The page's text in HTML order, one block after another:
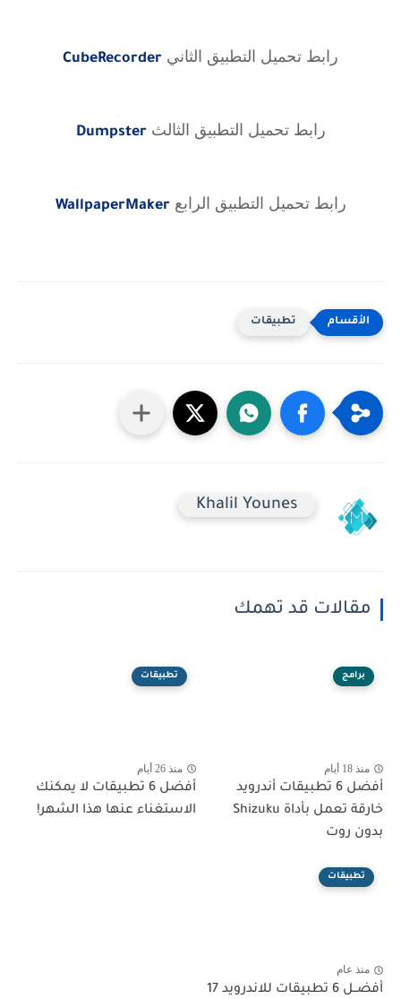
رابط تحميل التطبيق الثاني CubeRecorder
رابط تحميل التطبيق الثالثDumpster
رابط تحميل التطبيق الرابعWallpaperMaker
تطبيقات
Khalil Younes
مقالات قد تهمك
برامج
منذ 18 أيام
أفضل 6 تطبيقات أندرويد
خارقة تعمل بأداة Shizuku
بدون روت
تطبيقات
منذ 26 أيام
أفضل 6 تطبيقات لا يمكنك
الاستغناء عنها هذا الشهر!
تطبيقات
منذ عام
أفضــل 6 تطبيقات للاندرويد 17